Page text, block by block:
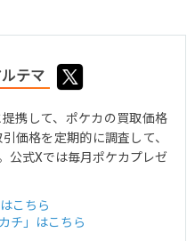
テマ
携して、ポケカの買取価格
価格を定期的に調査して、
公式Xでは毎月ポケカプレゼ
こちら
チ」はこちら